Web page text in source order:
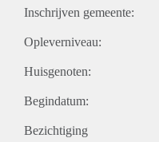
Inschrijven gemeente:
Opleverniveau:
Huisgenoten:
Begindatum:
Bezichtiging